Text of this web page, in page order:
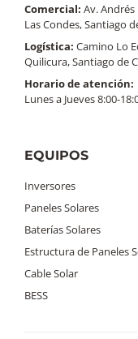
Comercial: Av. Andrés
Las Condes, Santiago
Logística: Camino Lo
Quilicura, Santiago de
Horario de atención:
Lunes a Jueves 8:00-
EQUIPOS
Inversores
Paneles Solares
Baterías Solares
Estructura de Paneles
Cable Solar
BESS